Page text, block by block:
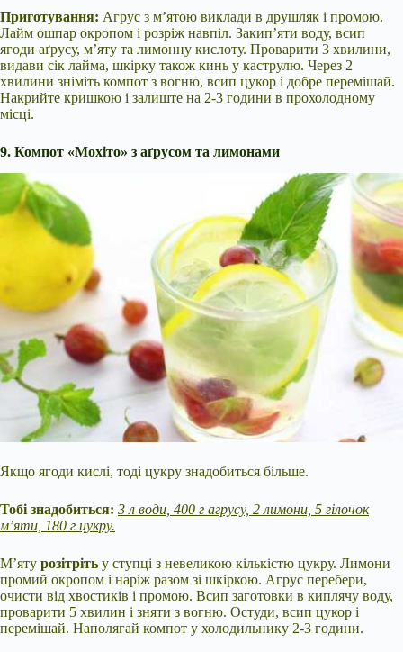
Приготування: Агрус з м’ятою виклади в друшляк і промою.
Лайм ошпар окропом і розріж навпіл. Закип’яти воду, всип
ягоди аґрусу, м’яту та лимонну кислоту. Проварити 3 хвилини,
видави сік лайма, шкірку також кинь у каструлю. Через 2
хвилини зніміть компот з вогню, всип цукор і добре перемішай.
Накрийте кришкою і залиште на 2-3 години в прохолодному
місці.
9. Компот «Мохіто» з аґрусом та лимонами
Якщо ягоди кислі, тоді цукру знадобиться більше.
Тобі знадобиться: 3 л води, 400 г агрусу, 2 лимони, 5 гілочок
м’яти, 180 г цукру.
М’яту розітріть у ступці з невеликою кількістю цукру. Лимони
промий окропом і наріж разом зі шкіркою. Агрус перебери,
очисти від хвостиків і промою. Всип заготовки в киплячу воду,
проварити 5 хвилин і зняти з вогню. Остуди, всип цукор і
перемішай. Наполягай компот у холодильнику 2-3 години.